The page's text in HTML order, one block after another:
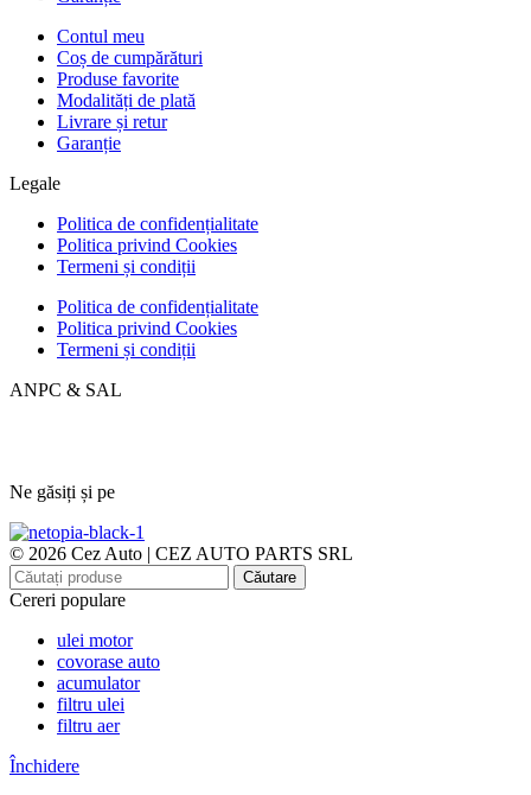
Contul meu
Coș de cumpărături
Produse favorite
Modalități de plată
Livrare și retur
Garanție
Legale
Politica de confidențialitate
Politica privind Cookies
Termeni și condiții
Politica de confidențialitate
Politica privind Cookies
Termeni și condiții
ANPC & SAL
Ne găsiți și pe
© 2026 Cez Auto | CEZ AUTO PARTS SRL
Căutare
Cereri populare
ulei motor
covorase auto
acumulator
filtru ulei
filtru aer
Închidere